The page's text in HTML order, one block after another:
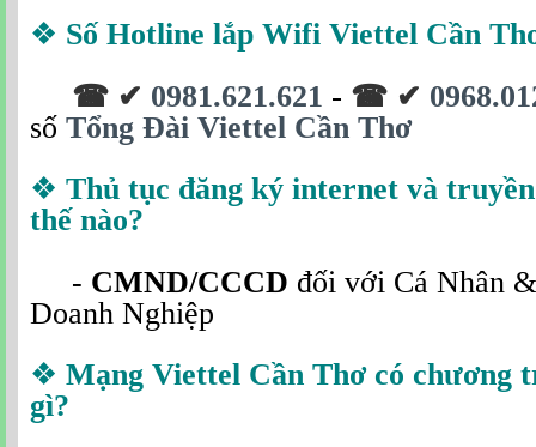
❖ Số Hotline lắp Wifi Viettel Cần
☎ ✔ 0981.621.621 - ☎ ✔
số Tổng Đài Viettel Cần Thơ
❖ Thủ tục đăng ký internet và
thế nào?
- CMND/CCCD đối với Cá Nhân
Doanh Nghiệp
❖ Mạng Viettel Cần Thơ có chương
gì?